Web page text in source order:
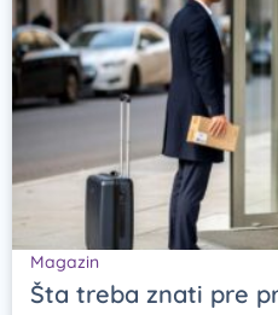
Magazin
Šta treba znati pre